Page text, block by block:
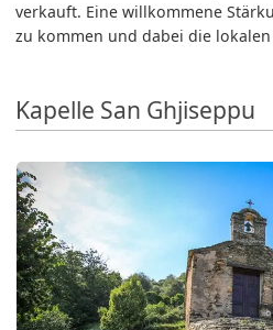
verkauft. Eine willkommene
zu kommen und dabei die
Kapelle San Ghjiseppu